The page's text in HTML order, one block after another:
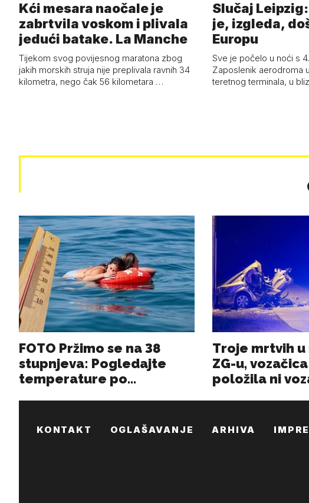
Kći mesara naočale je
zabrtvila voskom i plivala
jedući batake. La Manche
Tijekom svog povijesnog maratona zbog
jakih morskih struja nije preplivala ravnih 34
kilometra, nego čak 56 kilometara …
Slučaj
je, izgleda,
Europu
Sve je počelo u noći s
Zaposlenik aerodroma
teretnog terminala, u
KONTAKT OGLAŠAVANJE ARHIVA